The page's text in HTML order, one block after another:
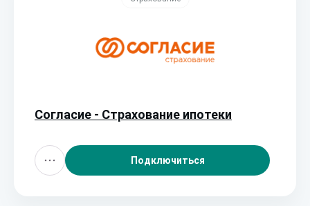
Согласие - Страхование ипотеки
Подключиться